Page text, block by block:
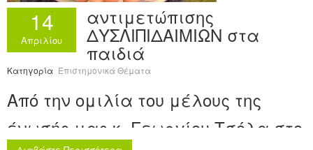
14
Απριλίου
αντιμετώπισης
ΔΥΣΛΙΠΙΔΑΙΜΙΩΝ στα
παιδιά
Κατηγορία Επιστημονικά Θέματα
Από την ομιλία του μέλους της
ένωσής μας κ. Γεωργίου Τσόλα στο